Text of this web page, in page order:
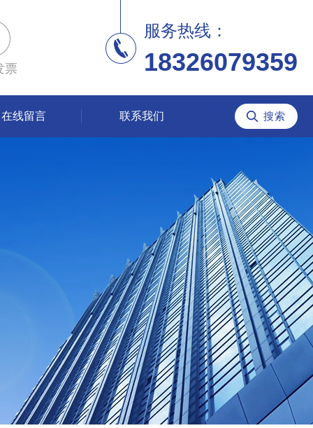
票
服务热线：
18326079359
在线留言 联系我们